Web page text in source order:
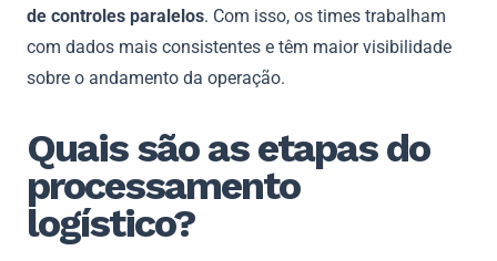
de controles paralelos. Com isso, os times trabalham
com dados mais consistentes e têm maior visibilidade
sobre o andamento da operação.
Quais são as etapas do
processamento
logístico?